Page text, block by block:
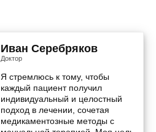
Иван Серебряков
Доктор
Я стремлюсь к тому, чтобы
каждый пациент получил
индивидуальный и целостный
подход в лечении, сочетая
медикаментозные методы с